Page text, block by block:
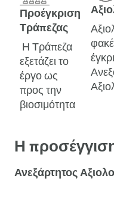
Προέγκριση
Τράπεζας
Η Τράπεζα
εξετάζει το
έργο ως
προς την
βιοσιμότητα
Η
Ανεξάρτητος